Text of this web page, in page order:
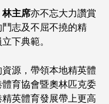
林主席亦不忘大力讚賞
志及不屈不撓的精
下典範。
源，帶領本地精英體
育協會暨奧林匹克委
英體育發展帶上更高